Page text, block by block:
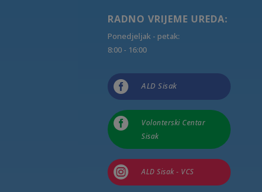
RADNO VRIJEME UREDA:
Ponedjeljak - petak:
8:00 - 16:00
 ALD Sisak

Volonterski Centar
Sisak
 ALD Sisak - VCS